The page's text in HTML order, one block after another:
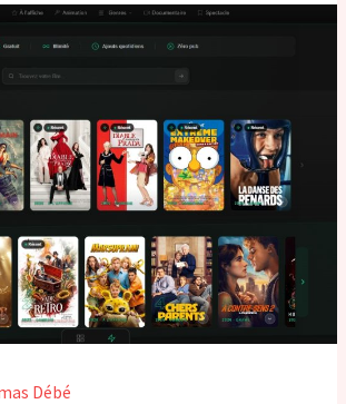
Débé